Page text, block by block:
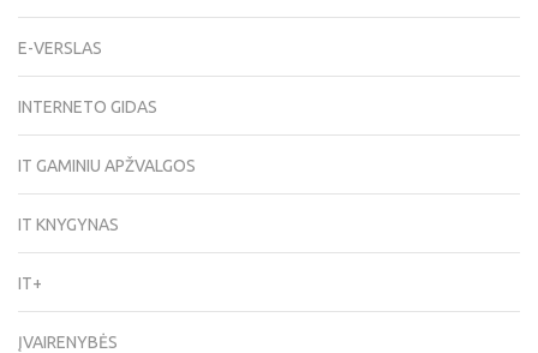
E-VERSLAS
INTERNETO GIDAS
IT GAMINIU APŽVALGOS
IT KNYGYNAS
IT+
ĮVAIRENYBĖS